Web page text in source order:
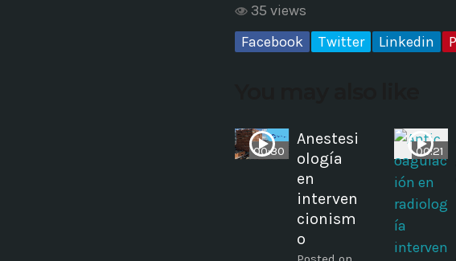
35 views
Facebook
Twitter Linkedin
00:30
Anestesi
ología
en
interven
cionism
o
00:21